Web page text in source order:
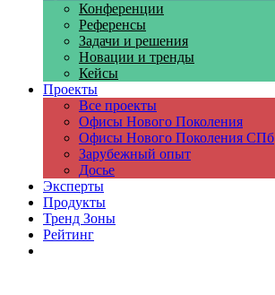
Конференции
Референсы
Задачи и решения
Новации и тренды
Кейсы
Проекты
Все проекты
Офисы Нового Поколения
Офисы Нового Поколения СПб
Зарубежный опыт
Досье
Эксперты
Продукты
Тренд Зоны
Рейтинг